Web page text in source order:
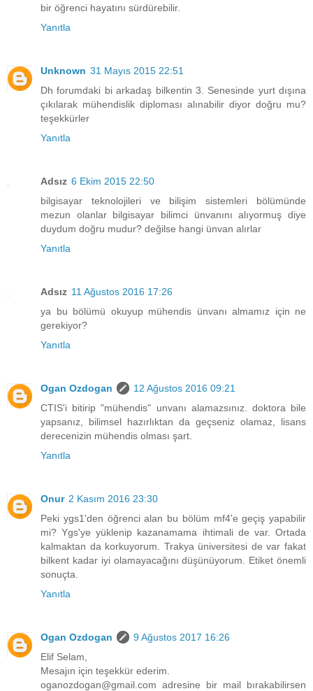
bir öğrenci hayatını sürdürebilir.
Yanıtla
Unknown 31 Mayıs 2015 22:51
Dh forumdaki bi arkadaş bilkentin 3. Senesinde yurt dışına
çıkılarak mühendislik diploması alınabilir diyor doğru mu?
teşekkürler
Yanıtla
Adsız 6 Ekim 2015 22:50
bilgisayar teknolojileri ve bilişim sistemleri bölümünde
mezun olanlar bilgisayar bilimci ünvanını alıyormuş diye
duydum doğru mudur? değilse hangi ünvan alırlar
Yanıtla
Adsız 11 Ağustos 2016 17:26
ya bu bölümü okuyup mühendis ünvanı almamız için ne
gerekiyor?
Yanıtla
Ogan Ozdogan
12 Ağustos 2016 09:21
CTIS'i bitirip "mühendis" unvanı alamazsınız. doktora bile
yapsanız, bilimsel hazırlıktan da geçseniz olamaz, lisans
derecenizin mühendis olması şart.
Yanıtla
Onur 2 Kasım 2016 23:30
Peki ygs1'den öğrenci alan bu bölüm mf4'e geçiş yapabilir
mi? Ygs'ye yüklenip kazanamama ihtimali de var. Ortada
kalmaktan da korkuyorum. Trakya üniversitesi de var fakat
bilkent kadar iyi olamayacağını düşünüyorum. Etiket önemli
sonuçta.
Yanıtla
Ogan Ozdogan
9 Ağustos 2017 16:26
Elif Selam,
Mesajın için teşekkür ederim.
oganozdogan@gmail.com adresine bir mail bırakabilirsen